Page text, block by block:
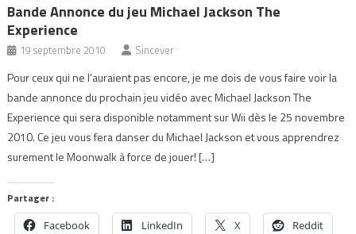
Bande Annonce du jeu Michael Jackson The
Experience
19 septembre 2010 Sincever
Pour ceux qui ne l’auraient pas encore, je me dois de vous faire voir la
bande annonce du prochain jeu vidéo avec Michael Jackson The
Experience qui sera disponible notamment sur Wii dès le 25 novembre
2010. Ce jeu vous fera danser du Michael Jackson et vous apprendrez
surement le Moonwalk à force de jouer! […]
Partager :
Facebook LinkedIn X Reddit